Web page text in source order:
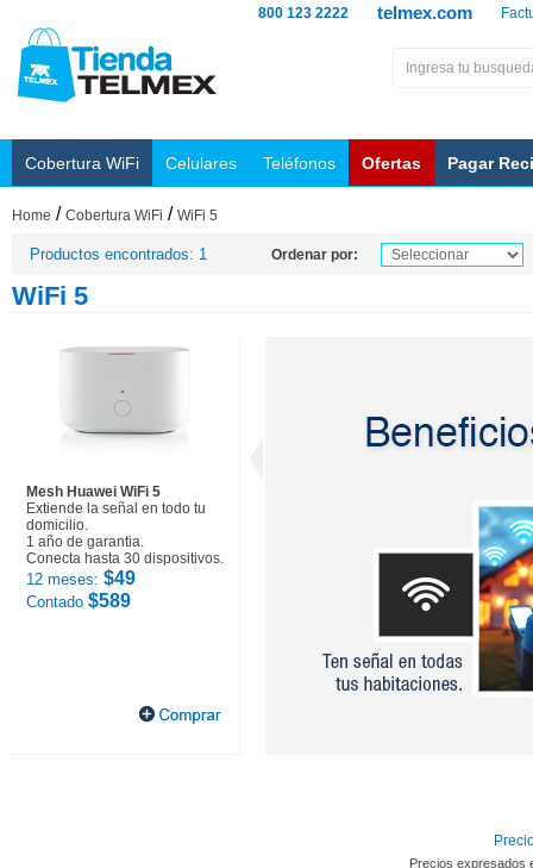
telmex.com
800 123 2222
Cobertura WiFi Celulares Teléfonos Ofertas Pagar
Home / Cobertura WiFi / WiFi 5
Productos encontrados: 1 Ordenar por:
WiFi 5
Mesh Huawei WiFi 5
Extiende la señal en todo tu
domicilio.
1 año de garantia.
Conecta hasta 30 dispositivos.
12 meses: $49
Contado $589
Precios expresados